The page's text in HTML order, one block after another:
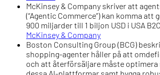
McKinsey & Company skriver att
(“Agentic Commerce”) kan komma att
900 miljarder till 1 biljon USD i USA
McKinsey & Company
Boston Consulting Group (BCG)
shopping-agenter håller på att
och att återförsäljare måste optimera